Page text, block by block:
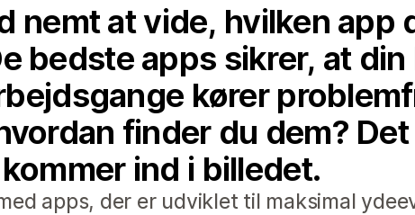
nemt at vide, hvilken app
bedste apps sikrer, at
kører
finder du dem?
ind i billedet.
apps, der er udviklet til maksimal